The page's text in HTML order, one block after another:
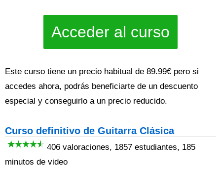
Acceder al curso
Este curso tiene un precio habitual de 89.99€ pero si
accedes ahora, podrás beneficiarte de un descuento
especial y conseguirlo a un precio reducido.
Curso definitivo de Guitarra Clásica
406 valoraciones, 1857 estudiantes, 185
minutos de video